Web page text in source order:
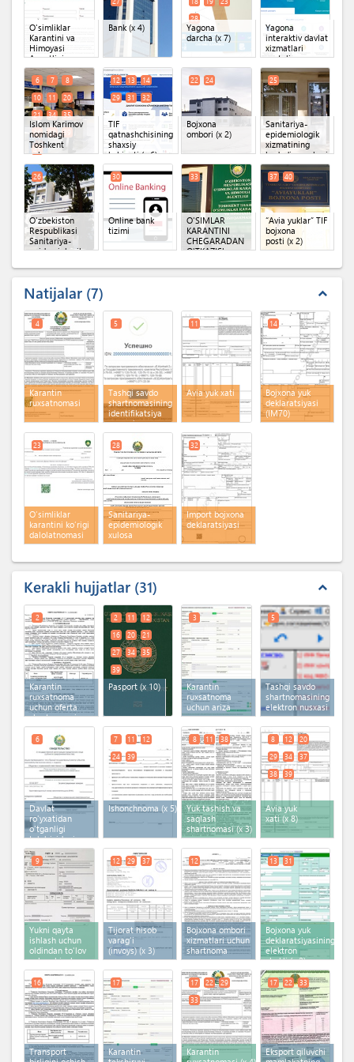
O'simliklar
Karantini va
Himoyasi
Agentligi
Shaxsiy kabineti
(Oferta)(x 2)
Bank(x 4)
Yagona
darcha (x 7)
28
Yagona
interaktiv davlat
xizmatlari
portali
Islom Karimov
nomidagi
Toshkent
xalqaro
aeroportidagi
pochta yuk
kompleksi(x 13)
6 7
8
10
11
20
21
34
35
36
38
39
41
TIF
qatnashchisining
shaxsiy
kabineti(x 6)
12 13
14
29
31 32
Bojxona
ombori (x 2)
22 24
Sanitariya-
epidemiologik
xizmatining
hududiy markazi
25
O'zbekiston
Respublikasi
Sanitariya-
epidemiologik
jamoat
qo'mitasi
26
Online bank
tizimi
30
O'SIMLAR
KARANTINI
CHEGARADAN
O'TKAZISh
33
“Avia yuklar” TIF
bojxona
posti (x 2)
37 40
Natijalar 7 expand_less
Karantin
ruxsatnomasi
4
Tashqi savdo
shartnomasining
identifikatsiya
raqami
5
Avia yuk xati
11
Bojxona yuk
deklaratsiyasi
(IM70)
14
O‘simliklar
karantini ko‘rigi
dalolatnomasi
23
Sanitariya-
epidemiologik
xulosa
28
Import bojxona
deklaratsiyasi
32
Kerakli hujjatlar 31 expand_less
Karantin
ruxsatnoma
uchun oferta
shartnomasi
2
Pasport(x 10)
2 11
12
16
20
21
27
34
35
39
Karantin
ruxsatnoma
uchun ariza
3
Tashqi savdo
shartnomasining
elektron nusxasi
5
Davlat
ro'yxatidan
o'tganligi
to'g'risidagi
guvohnoma
6
Ishonchnoma (x 5)
7 11
12
24
39
Yuk tashish va
saqlash
shartnomasi(x 3)
8 11 38
Avia yuk
xati(x 8)
8 12
20
29
34
37
38
39
Yukni qayta
ishlash uchun
oldindan to'lov
uchun hisob-
faktura
9
Tijorat hisob
varag'i
(invoys)(x 3)
12 29 37
Bojxona ombori
xizmatlari uchun
shartnoma
12
Bojxona yuk
deklaratsiyasining
elektron
shakli(x 2)
13 31
Transport
16
Karantin
17
Karantin
17 22
29
33
Eksport qiluvchi
17 22 33